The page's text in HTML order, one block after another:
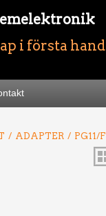
i första hand
/ ADAPTER / PG11/F